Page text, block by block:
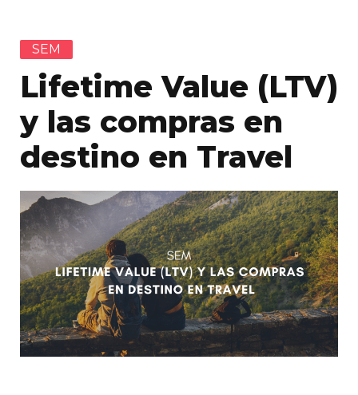
SEM
Lifetime Value (LTV)
y las compras en
destino en Travel